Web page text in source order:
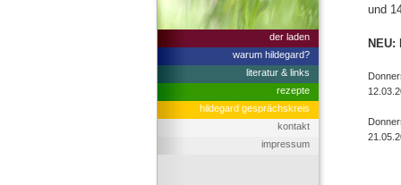
der laden
warum hildegard?
literatur & links
rezepte
hildegard gesprächskreis
kontakt
impressum
und